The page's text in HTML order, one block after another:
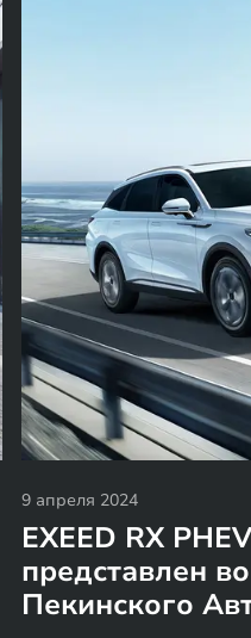
9 апреля 2024
EXEED RX
представлен
Пекинского